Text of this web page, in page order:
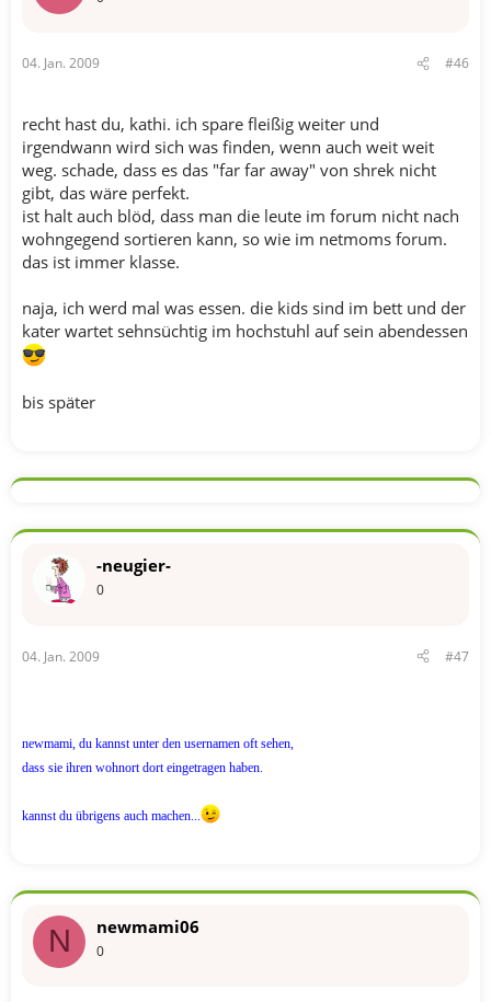
04. Jan. 2009 #46
recht hast du, kathi. ich spare fleißig weiter und
irgendwann wird sich was finden, wenn auch weit weit
weg. schade, dass es das "far far away" von shrek nicht
gibt, das wäre perfekt.
ist halt auch blöd, dass man die leute im forum nicht nach
wohngegend sortieren kann, so wie im netmoms forum.
das ist immer klasse.
naja, ich werd mal was essen. die kids sind im bett und der
kater wartet sehnsüchtig im hochstuhl auf sein abendessen
bis später
-neugier-
0
04. Jan. 2009 #47
newmami, du kannst unter den usernamen oft sehen,
dass sie ihren wohnort dort eingetragen haben.
kannst du übrigens auch machen...
N newmami06
0